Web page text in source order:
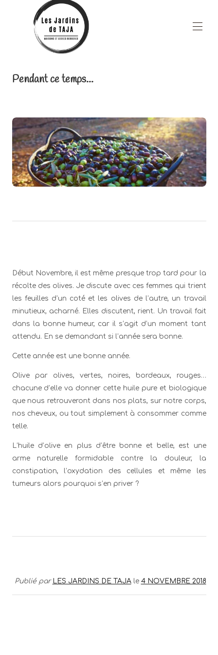
All properties
Blog ▾
Area
About
Contact us
Special offers
Custom Page Name
Pendant ce temps...
Début Novembre, il est même presque trop tard pour la
récolte des olives. Je discute avec ces femmes qui trient
les feuilles d’un coté et les olives de l’autre, un travail
minutieux, acharné. Elles discutent, rient. Un travail fait
dans la bonne humeur, car il s’agit d’un moment tant
attendu. En se demandant si l’année sera bonne.
Cette année est une bonne année.
Olive par olives, vertes, noires, bordeaux, rouges…
chacune d’elle va donner cette huile pure et biologique
que nous retrouveront dans nos plats, sur notre corps,
nos cheveux, ou tout simplement à consommer comme
telle.
L’huile d’olive en plus d’être bonne et belle, est une
arme naturelle formidable contre la douleur, la
constipation, l’oxydation des cellules et même les
tumeurs alors pourquoi s’en priver ?
Publié par LES JARDINS DE TAJAle 4 NOVEMBRE 2018